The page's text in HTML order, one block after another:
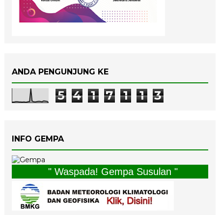
ANDA PENGUNJUNG KE
5 4 1 7 1 1 3
INFO GEMPA
" Waspada! Gempa Susulan "